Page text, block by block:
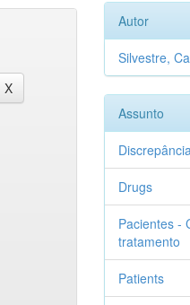
Autor
Silvestre,
Assunto
Drugs
Pacientes -
tratamento
Patients